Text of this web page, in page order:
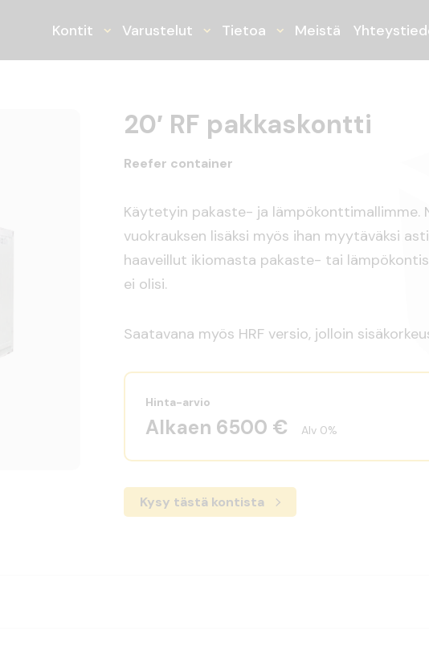
Kontit
Avaa tai sulje alasvetovalikko
Varustelut
Avaa tai sulje alasvetovalikko
Tietoa
Avaa tai sulje
Meistä
20′ RF pakkaskontti
Reefer container
Käytetyin pakaste- ja lämpökonttimallimme.
vuokrauksen lisäksi myös ihan myytäväksi
haaveillut ikiomasta pakaste- tai
ei olisi.
Saatavana myös HRF versio, jolloin
Hinta-arvio
Alkaen 6500 € Alv 0%
Kysy tästä kontista